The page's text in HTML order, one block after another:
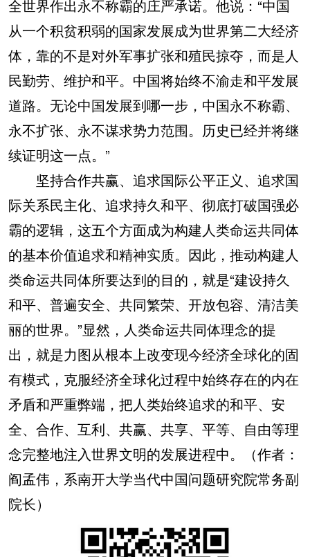
全世界作出永不称霸的庄严承诺。他说：“中国
从一个积贫积弱的国家发展成为世界第二大经济
体，靠的不是对外军事扩张和殖民掠夺，而是人
民勤劳、维护和平。中国将始终不渝走和平发展
道路。无论中国发展到哪一步，中国永不称霸、
永不扩张、永不谋求势力范围。历史已经并将继
续证明这一点。”
坚持合作共赢、追求国际公平正义、追求国
际关系民主化、追求持久和平、彻底打破国强必
霸的逻辑，这五个方面成为构建人类命运共同体
的基本价值追求和精神实质。因此，推动构建人
类命运共同体所要达到的目的，就是“建设持久
和平、普遍安全、共同繁荣、开放包容、清洁美
丽的世界。”显然，人类命运共同体理念的提
出，就是力图从根本上改变现今经济全球化的固
有模式，克服经济全球化过程中始终存在的内在
矛盾和严重弊端，把人类始终追求的和平、安
全、合作、互利、共赢、共享、平等、自由等理
念完整地注入世界文明的发展进程中。（作者：
阎孟伟，系南开大学当代中国问题研究院常务副
院长）